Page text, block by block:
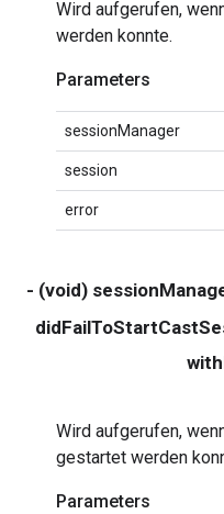
Wird aufgerufen,
werden konnte.
Parameters
sessionManager
session
error
- (void)
Wird aufgerufen,
gestartet werden
Parameters